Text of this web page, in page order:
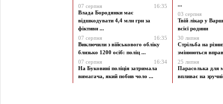
07 серпня
16:35
Влада Бородянки має
відшкодувати 4,4 млн грн за
фіктивн ...
07 серпня
16:35
Виключили з військового обліку
близько 1200 осіб: поліц ...
07 серпня
16:34
На Буковині поліція затримала
вимагача, який побив чоло ...
...
03 серпня
Твій лікар у
всієї родини
30 липня
Стрільба на
змінюються
25 липня
Парасолька для
впливає на